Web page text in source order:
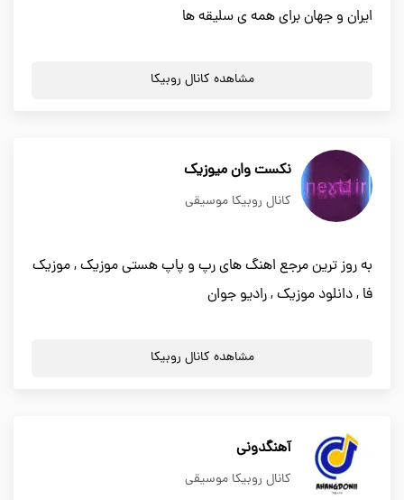
ایران و جهان برای همه ی سلیقه ها
مشاهده کانال روبیکا
نکست وان میوزیک
کانال روبیکا موسیقی
به روز ترین مرجع اهنگ های رپ و پاپ هستی موزیک , موزیک
فا , دانلود موزیک , رادیو جوان
مشاهده کانال روبیکا
آهنگدونی
کانال روبیکا موسیقی